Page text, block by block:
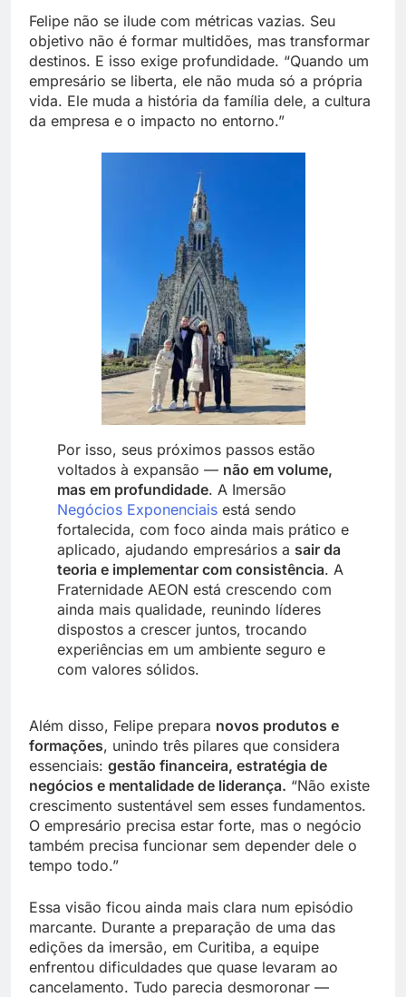
Felipe não se ilude com métricas vazias. Seu
objetivo não é formar multidões, mas transformar
destinos. E isso exige profundidade. “Quando um
empresário se liberta, ele não muda só a própria
vida. Ele muda a história da família dele, a cultura
da empresa e o impacto no entorno.”
Por isso, seus próximos passos estão
voltados à expansão — não em volume,
mas em profundidade. A Imersão
Negócios Exponenciaisestá sendo
fortalecida, com foco ainda mais prático e
aplicado, ajudando empresários a sair da
teoria e implementar com consistência. A
Fraternidade AEON está crescendo com
ainda mais qualidade, reunindo líderes
dispostos a crescer juntos, trocando
experiências em um ambiente seguro e
com valores sólidos.
Além disso, Felipe prepara novos produtos e
formações, unindo três pilares que considera
essenciais: gestão financeira, estratégia de
negócios e mentalidade de liderança. “Não existe
crescimento sustentável sem esses fundamentos.
O empresário precisa estar forte, mas o negócio
também precisa funcionar sem depender dele o
tempo todo.”
Essa visão ficou ainda mais clara num episódio
marcante. Durante a preparação de uma das
edições da imersão, em Curitiba, a equipe
enfrentou dificuldades que quase levaram ao
cancelamento. Tudo parecia desmoronar —